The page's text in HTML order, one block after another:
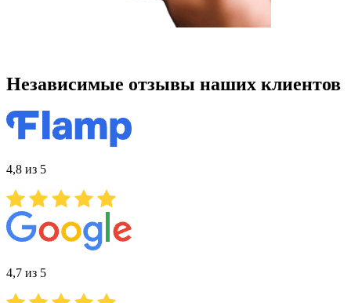
Независимые отзывы наших клиентов
4,8 из 5
4,7 из 5